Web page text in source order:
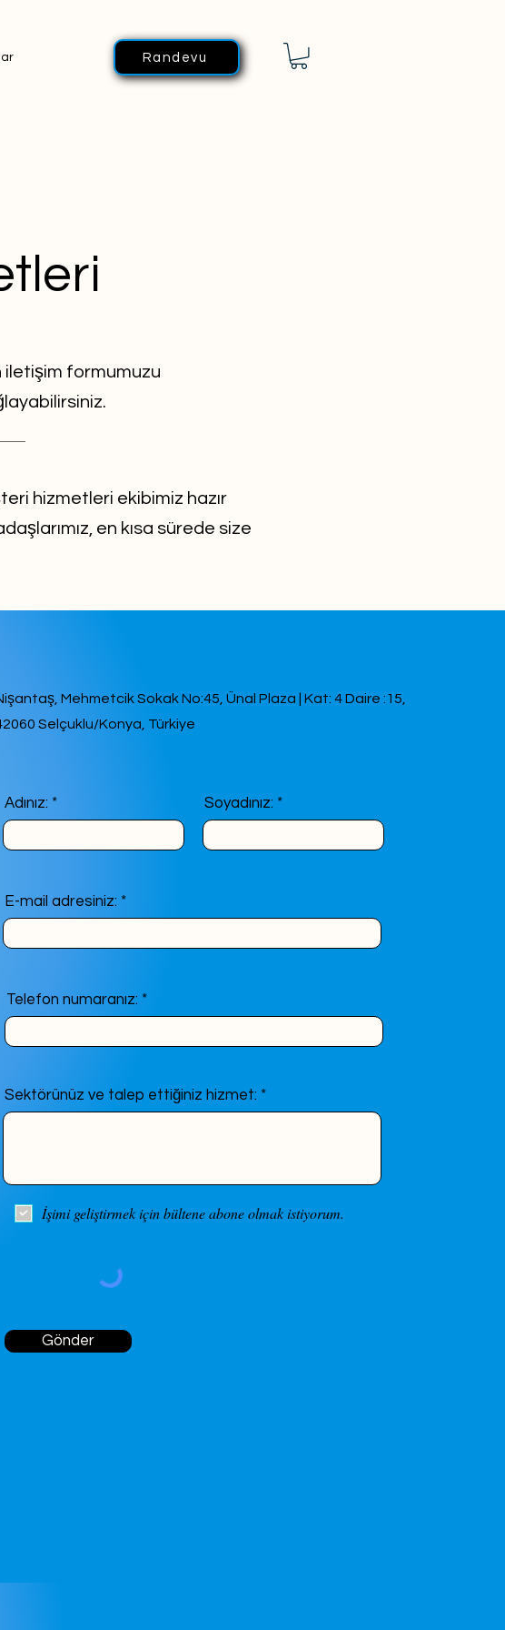
Randevu
iletişim formumuzu
hizmetleri ekibimiz hazır
en kısa sürede size
Mehmetcik Sokak No:45, Ünal Plaza | Kat: 4 Daire :15,
Selçuklu/Konya, Türkiye
Adınız: Soyadınız:
E-mail adresiniz:
Telefon numaranız:
Sektörünüz ve talep ettiğiniz hizmet:
İşimi geliştirmek için bültene abone olmak istiyorum.
Gönder